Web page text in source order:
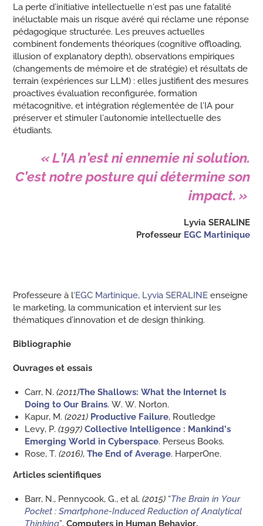
La perte d’initiative intellectuelle n’est pas une fatalité
inéluctable mais un risque avéré qui réclame une réponse
pédagogique structurée. Les preuves actuelles
combinent fondements théoriques (cognitive offloading,
illusion of explanatory depth), observations empiriques
(changements de mémoire et de stratégie) et résultats de
terrain (expériences sur LLM) : elles justifient des mesures
proactives évaluation reconfigurée, formation
métacognitive, et intégration réglementée de l’IA pour
préserver et stimuler l’autonomie intellectuelle des
étudiants.
« L’IA n’est ni ennemie ni solution.
C’est notre posture qui détermine son
impact. »
Lyvia SERALINE
Professeur EGC Martinique
Professeure à l‘EGC Martinique, Lyvia SERALINEenseigne
le marketing, la communication et intervient sur les
thématiques d’innovation et de design thinking.
Bibliographie
Ouvrages et essais
Carr, N.(2011)The Shallows: What the Internet Is
Doing to Our Brains. W. W. Norton.
Kapur, M.(2021) Productive Failure, Routledge
Levy, P.(1997) Collective Intelligence : Mankind’s
Emerging World in Cyberspace. Perseus Books.
Rose, T.(2016),The End of Average. HarperOne.
Articles scientifiques
Barr, N., Pennycook, G., et al.(2015) “The Brain in Your
Pocket : Smartphone-Induced Reduction of Analytical
Thinking”.Computers in Human Behavior.